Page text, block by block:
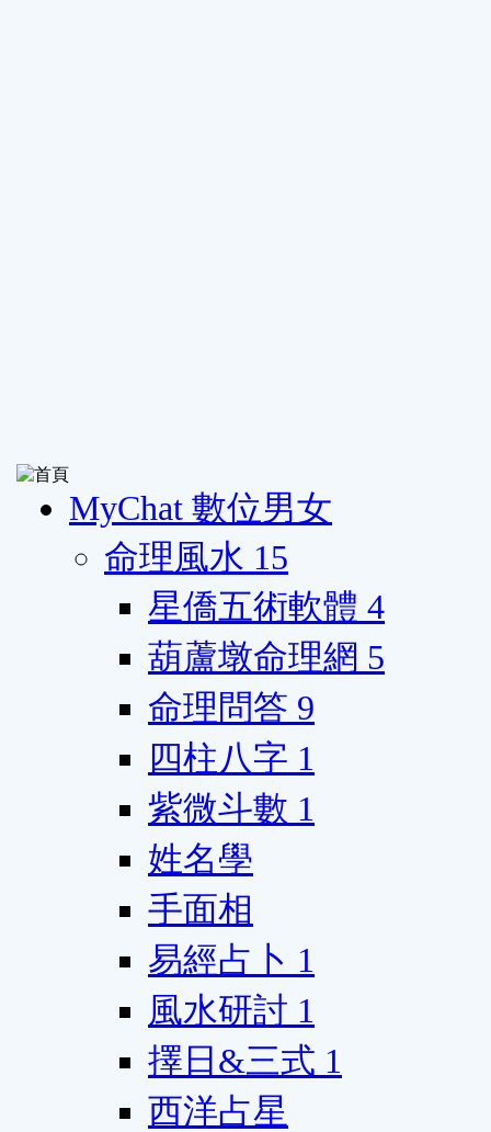
MyChat 數位男女
命理風水 15
星僑五術軟體 4
葫蘆墩命理網 5
命理問答 9
四柱八字 1
紫微斗數 1
姓名學
手面相
易經占卜 1
風水研討 1
擇日&三式 1
西洋占星